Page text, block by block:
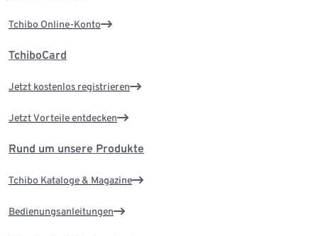
Tchibo Online-Konto
TchiboCard
Jetzt kostenlos registrieren
Jetzt Vorteile entdecken
Rund um unsere Produkte
Tchibo Kataloge & Magazine
Bedienungsanleitungen